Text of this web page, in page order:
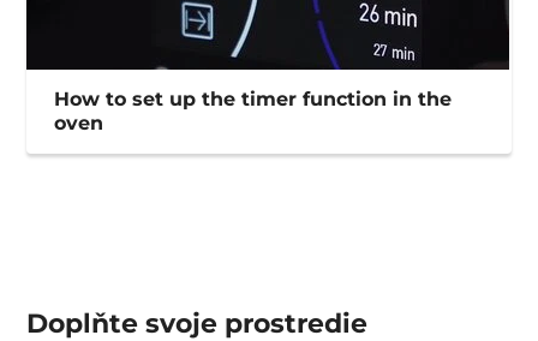
How to set up the timer function in the
oven
Doplňte svoje prostredie